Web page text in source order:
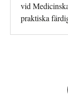
vid
praktiska